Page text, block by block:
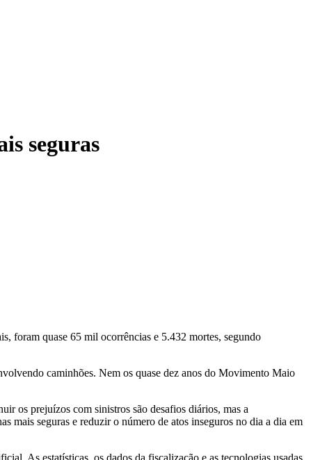
seguras
foram quase 65 mil ocorrências e 5.432 mortes, segundo
caminhões. Nem os quase dez anos do Movimento Maio
os prejuízos com sinistros são desafios diários, mas a
mais seguras e reduzir o número de atos inseguros no dia a dia em
As estatísticas, os dados da fiscalização e as tecnologias usadas